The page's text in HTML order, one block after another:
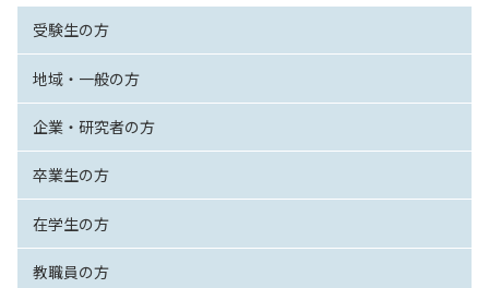
受験生の方
地域・一般の方
企業・研究者の方
卒業生の方
在学生の方
教職員の方